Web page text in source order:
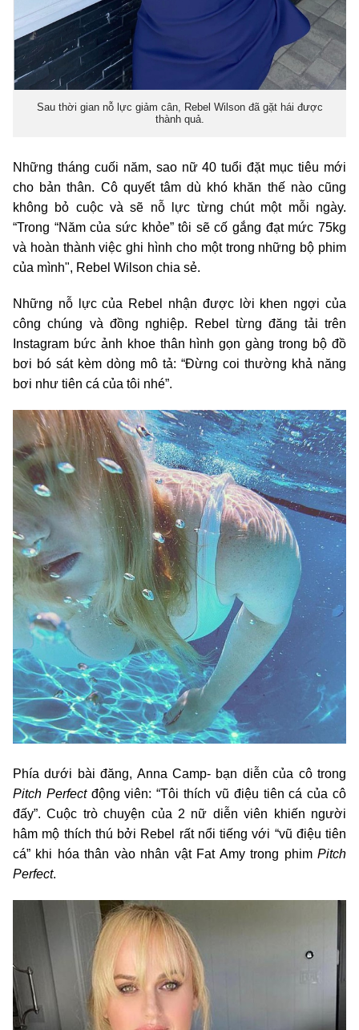
Sau thời gian nỗ lực giảm cân, Rebel Wilson đã gặt hái được
thành quả.
Những tháng cuối năm, sao nữ 40 tuổi đặt mục tiêu mới
cho bản thân. Cô quyết tâm dù khó khăn thế nào cũng
không bỏ cuộc và sẽ nỗ lực từng chút một mỗi ngày.
“Trong “Năm của sức khỏe” tôi sẽ cố gắng đạt mức 75kg
và hoàn thành việc ghi hình cho một trong những bộ phim
của mình", Rebel Wilson chia sẻ.
Những nỗ lực của Rebel nhận được lời khen ngợi của
công chúng và đồng nghiệp. Rebel từng đăng tải trên
Instagram bức ảnh khoe thân hình gọn gàng trong bộ đồ
bơi bó sát kèm dòng mô tả: “Đừng coi thường khả năng
bơi như tiên cá của tôi nhé”.
Phía dưới bài đăng, Anna Camp- bạn diễn của cô trong
Pitch Perfectđộng viên: “Tôi thích vũ điệu tiên cá của cô
đấy”. Cuộc trò chuyện của 2 nữ diễn viên khiến người
hâm mộ thích thú bởi Rebel rất nổi tiếng với “vũ điệu tiên
cá” khi hóa thân vào nhân vật Fat Amy trong phim Pitch
Perfect.